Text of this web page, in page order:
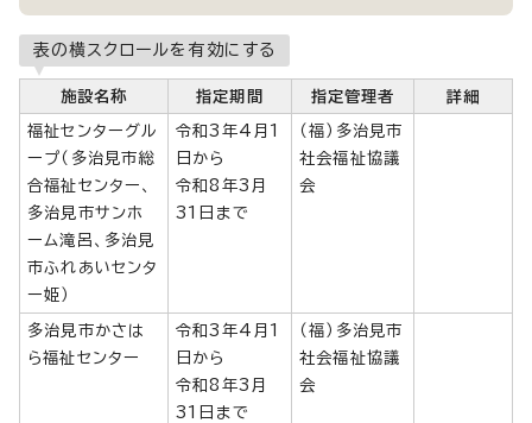
表の横スクロールを有効にする
施設名称 指定期間 指定管理者 詳細
福祉センターグル
ープ（多治見市総
合福祉センター、
多治見市サンホ
ーム滝呂、多治見
市ふれあいセンタ
ー姫）
令和3年4月1
日から
令和8年3月
31日まで
（福）多治見市
社会福祉協議
会
多治見市かさは
ら福祉センター
令和3年4月1
日から
令和8年3月
31日まで
（福）多治見市
社会福祉協議
会